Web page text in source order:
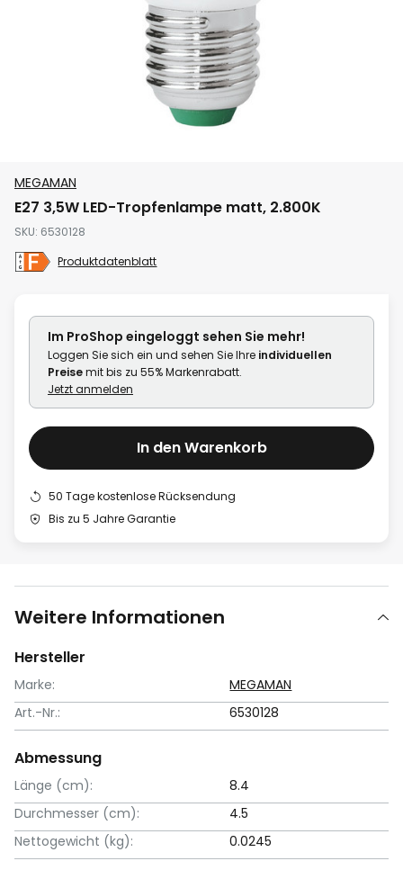
Anfang
der
Bildgalerie
springen
MEGAMAN
E27 3,5W LED-Tropfenlampe matt, 2.800K
SKU 6530128
Produktdatenblatt
Im ProShop eingeloggt sehen Sie mehr!
Loggen Sie sich ein und sehen Sie Ihre individuellen
Preisemit bis zu 55% Markenrabatt.
Jetzt anmelden
In den Warenkorb
50 Tage kostenlose Rücksendung
Bis zu 5 Jahre Garantie
Weitere Informationen
Hersteller
Marke:
MEGAMAN
Art.-Nr.:
6530128
Abmessung
Länge (cm):
8.4
Durchmesser (cm):
4.5
Nettogewicht (kg):
0.0245